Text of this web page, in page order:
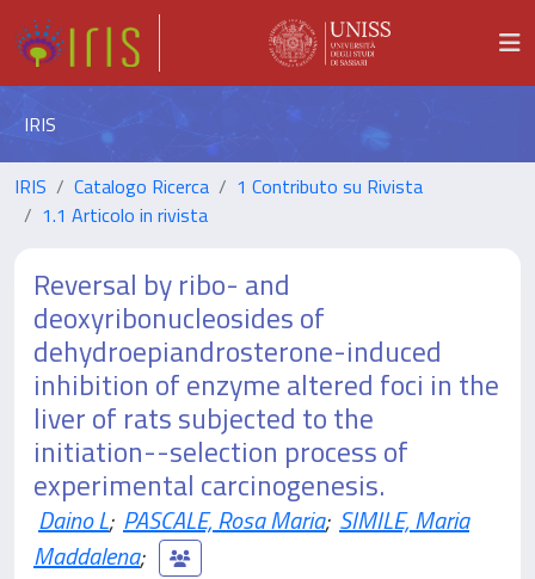
IRIS
IRIS Catalogo Ricerca
1 Contributo su Rivista
1.1 Articolo in rivista
Reversal by ribo- and
deoxyribonucleosides of
dehydroepiandrosterone-induced
inhibition of enzyme altered foci in the
liver of rats subjected to the
initiation--selection process of
experimental carcinogenesis.
Daino L; PASCALE, Rosa Maria; SIMILE, Maria
Maddalena;